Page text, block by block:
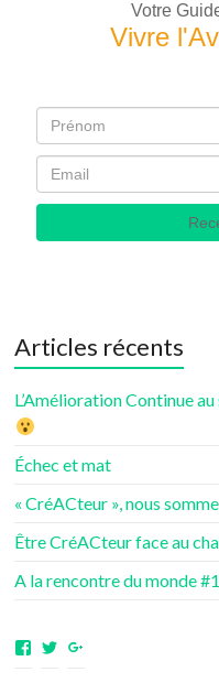
Votre
Vivre
Articles récents
L’Amélioration Continue
Échec et mat
« CréACteur », nous
Être CréACteur face au
A la rencontre du monde
Voir Voir